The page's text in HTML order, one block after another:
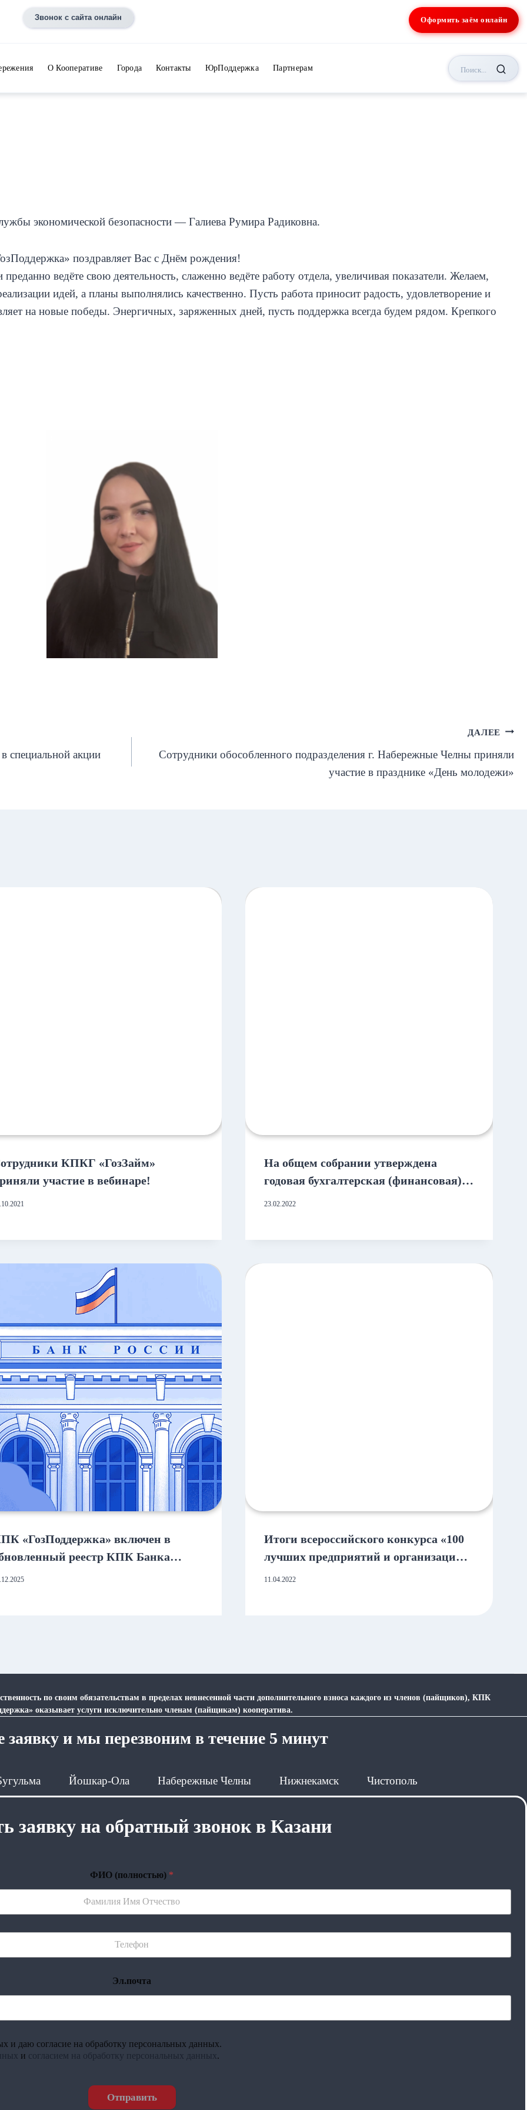
Звонок с сайта онлайн Оформить заём онлайн
О Кооперативе Города Контакты ЮрПоддержка Партнерам Поиск...
экономической безопасности — Галиева Румира Радиковна.
поздравляет Вас с Днём рождения!
ведёте свою деятельность, слаженно ведёте работу отдела, увеличивая показатели. Желаем,
идей, а планы выполнялись качественно. Пусть работа приносит радость, удовлетворение и
на новые победы. Энергичных, заряженных дней, пусть поддержка всегда будем рядом. Крепкого
специальной акции
ДАЛЕЕ
Cотрудники обособленного подразделения г. Набережные Челны приняли
участие в празднике «День молодежи»
КПКГ «ГозЗайм»
участие в вебинаре!
На общем собрании утверждена
годовая бухгалтерская (финансовая)
отчетность КПКГ «ГозПоддержка»
23.02.2022
«ГозПоддержка» включен в
реестр КПК Банка
Итоги всероссийского конкурса «100
лучших предприятий и организаций
России-2022»!
11.04.2022
по своим обязательствам в пределах невнесенной части дополнительного взноса каждого из членов (пайщиков), КПК
оказывает услуги исключительно членам (пайщикам) кооператива.
заявку и мы перезвоним в течение 5 минут
Йошкар-Ола Набережные Челны Нижнекамск Чистополь
заявку на обратный звонок в Казани
ФИО (полностью) *
Эл.почта
и даю согласие на обработку персональных данных.
и согласием на обработку персональных данных.
Отправить